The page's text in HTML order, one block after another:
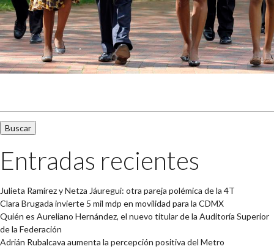
Entradas recientes
Julieta Ramírez y Netza Jáuregui: otra pareja polémica de la 4T
Clara Brugada invierte 5 mil mdp en movilidad para la CDMX
Quién es Aureliano Hernández, el nuevo titular de la Auditoría Superior
de la Federación
Adrián Rubalcava aumenta la percepción positiva del Metro